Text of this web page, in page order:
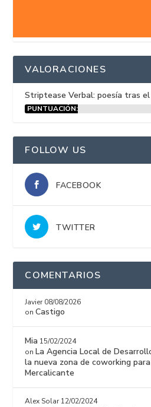
VALORACIONES
Striptease Verbal: poesía tras el
PUNTUACIÓN:
FOLLOW US
FACEBOOK
TWITTER
COMENTARIOS
Javier 08/08/2026
onCastigo
Mia 15/02/2024
on La Agencia Local de
la nueva zona de coworking
Mercalicante
Alex Solar 12/02/2024